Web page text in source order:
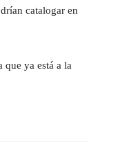
catalogar en
ya está a la